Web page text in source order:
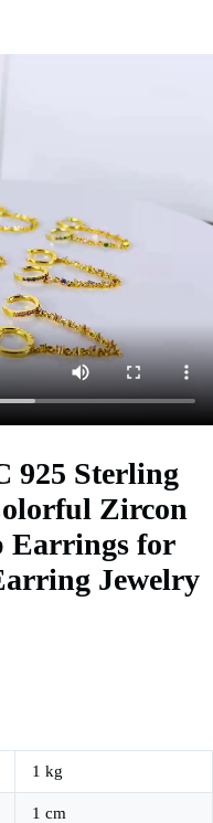
925 Sterling
Zircon
Earrings for
Jewelry
1 kg
1 cm